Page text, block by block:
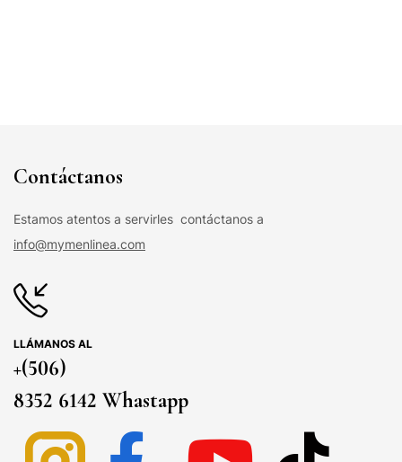
Contáctanos
Estamos atentos a servirles contáctanos a
info@mymenlinea.com
LLÁMANOS AL
+(506)
8352 6142 Whastapp